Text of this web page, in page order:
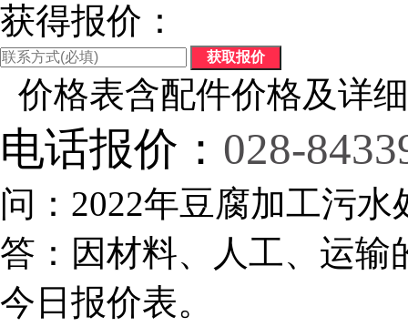
获得报价：
价格表含配件价格及详
电话报价： 028-
问：2022年豆腐加工污
答：因材料、人工、运输
今日报价表。